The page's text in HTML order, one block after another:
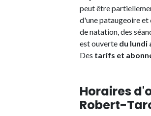
peut être
d'une pataugeoire et
de natation, des
est ouverte du lundi
Des tarifs et
Horaires
Robert-